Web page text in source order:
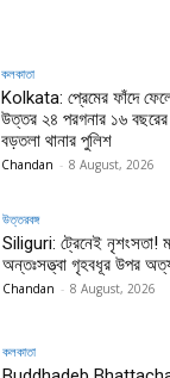
কলকাতা
Kolkata: প্রেমের ফাঁদে
উত্তর ২৪ পরগনার ১৬
বড়তলা থানার পুলিশ
Chandan - 8 August, 2026
উত্তরবঙ্গ
Siliguri: ট্রেনেই নৃশংসতা!
অন্তঃসত্ত্বা গৃহবধূর উপর
Chandan - 8 August, 2026
কলকাতা